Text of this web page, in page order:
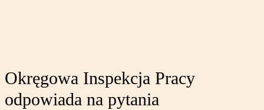
Okręgowa Inspekcja Pracy
odpowiada na pytania